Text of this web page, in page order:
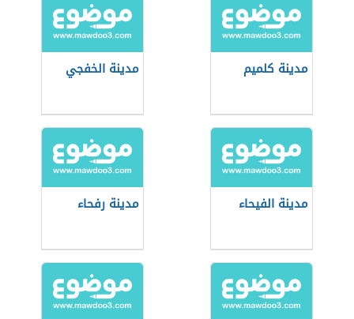
مدينة كلميم مدينة الخفجي
مدينة الفيحاء مدينة رفحاء